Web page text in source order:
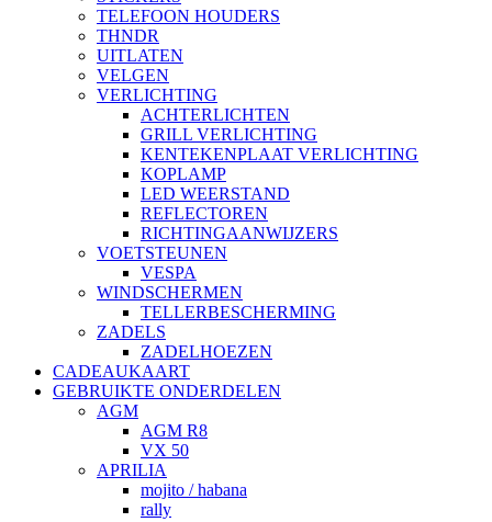
TELEFOON HOUDERS
THNDR
UITLATEN
VELGEN
VERLICHTING
ACHTERLICHTEN
GRILL VERLICHTING
KENTEKENPLAAT VERLICHTING
KOPLAMP
LED WEERSTAND
REFLECTOREN
RICHTINGAANWIJZERS
VOETSTEUNEN
VESPA
WINDSCHERMEN
TELLERBESCHERMING
ZADELS
ZADELHOEZEN
CADEAUKAART
GEBRUIKTE ONDERDELEN
AGM
AGM R8
VX 50
APRILIA
mojito / habana
rally